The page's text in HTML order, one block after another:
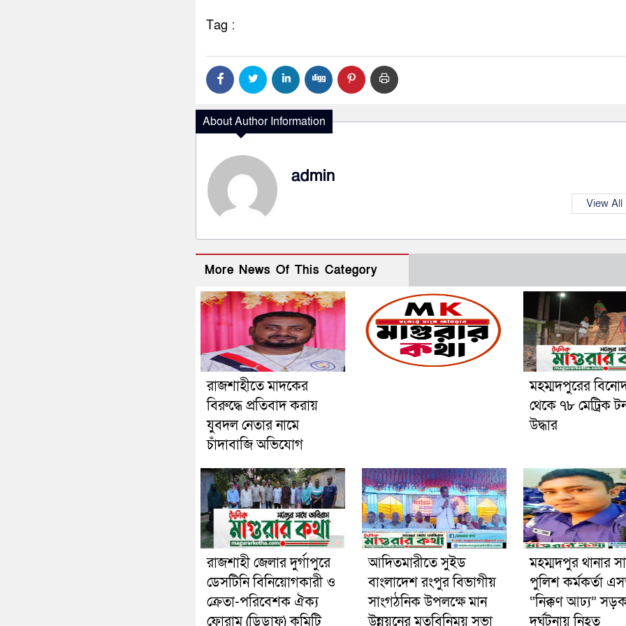
Tag :
About Author Information
admin
View All
More News Of This Category
রাজশাহীতে মাদকের
বিরুদ্ধে প্রতিবাদ করায়
যুবদল নেতার নামে
চাঁদাবাজি অভিযোগ
মহম্মদপুরের
থেকে ৭৮ মেট্রিক
উদ্ধার
রাজশাহী জেলার দুর্গাপুরে
ডেসটিনি বিনিয়োগকারী ও
ক্রেতা-পরিবেশক ঐক্য
ফোরাম (ডিডাফ) কমিটি
আদিতমারীতে সুইড
বাংলাদেশ রংপুর বিভাগীয়
সাংগঠনিক উপলক্ষে মান
উন্নয়নের মতবিনিময় সভা
মহম্মদপুর থানার
পুলিশ কর্মকর্তা
“নিক্কণ আঢ্য”
দূর্ঘটনায় নিহত